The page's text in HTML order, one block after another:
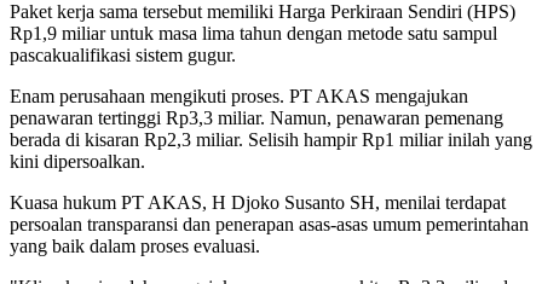
Paket kerja sama tersebut memiliki Harga Perkiraan Sendiri (HPS)
Rp1,9 miliar untuk masa lima tahun dengan metode satu sampul
pascakualifikasi sistem gugur.
Enam perusahaan mengikuti proses. PT AKAS mengajukan
penawaran tertinggi Rp3,3 miliar. Namun, penawaran pemenang
berada di kisaran Rp2,3 miliar. Selisih hampir Rp1 miliar inilah yang
kini dipersoalkan.
Kuasa hukum PT AKAS, H Djoko Susanto SH, menilai terdapat
persoalan transparansi dan penerapan asas-asas umum pemerintahan
yang baik dalam proses evaluasi.